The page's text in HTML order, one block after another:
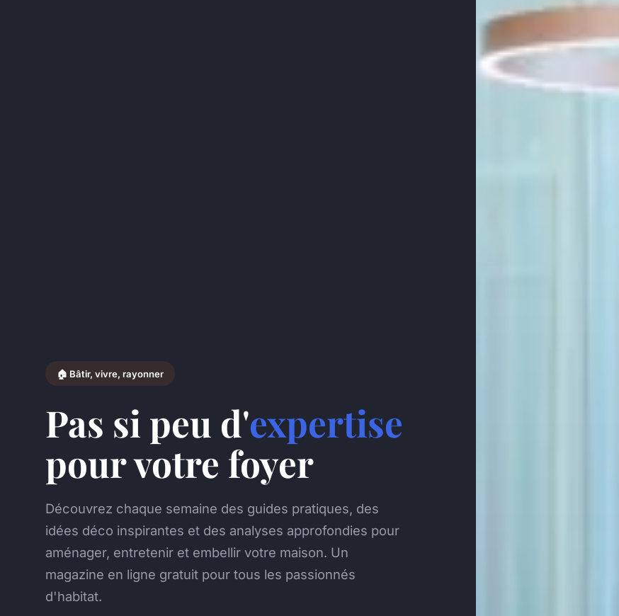
🏠 Bâtir, vivre, rayonner
Pas si peu d'expertise
pour votre foyer
Découvrez chaque semaine des guides pratiques, des
idées déco inspirantes et des analyses approfondies pour
aménager, entretenir et embellir votre maison. Un
magazine en ligne gratuit pour tous les passionnés
d'habitat.